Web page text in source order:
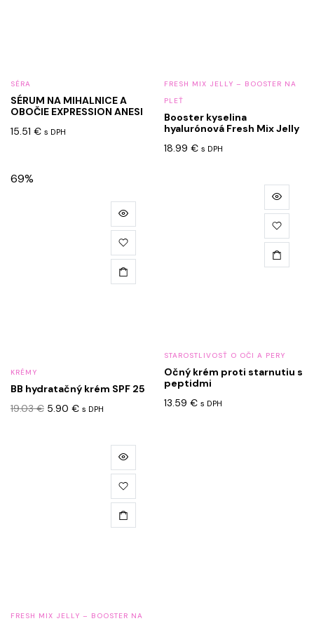
SÉRA
SÉRUM NA MIHALNICE A
OBOČIE EXPRESSION ANESI
15.51 € s DPH
FRESH MIX JELLY – BOOSTER NA
PLEŤ
Booster kyselina
hyalurónová Fresh Mix Jelly
18.99 € s DPH
69%
Tento
produkt
má
viacero
variantov.
produktu.
KRÉMY
BB hydratačný krém SPF 25
19.03€ Pôvodná
5.90 €Aktuálna
s DPH
STAROSTLIVOSŤ O OČI A PERY
Očný krém proti starnutiu s
peptidmi
13.59 € s DPH
FRESH MIX JELLY – BOOSTER NA